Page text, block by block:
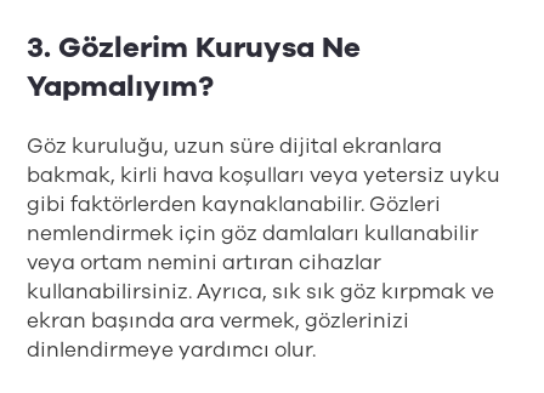
3. Gözlerim Kuruysa Ne
Yapmalıyım?
Göz kuruluğu, uzun süre dijital ekranlara
bakmak, kirli hava koşulları veya yetersiz uyku
gibi faktörlerden kaynaklanabilir. Gözleri
nemlendirmek için göz damlaları kullanabilir
veya ortam nemini artıran cihazlar
kullanabilirsiniz. Ayrıca, sık sık göz kırpmak ve
ekran başında ara vermek, gözlerinizi
dinlendirmeye yardımcı olur.